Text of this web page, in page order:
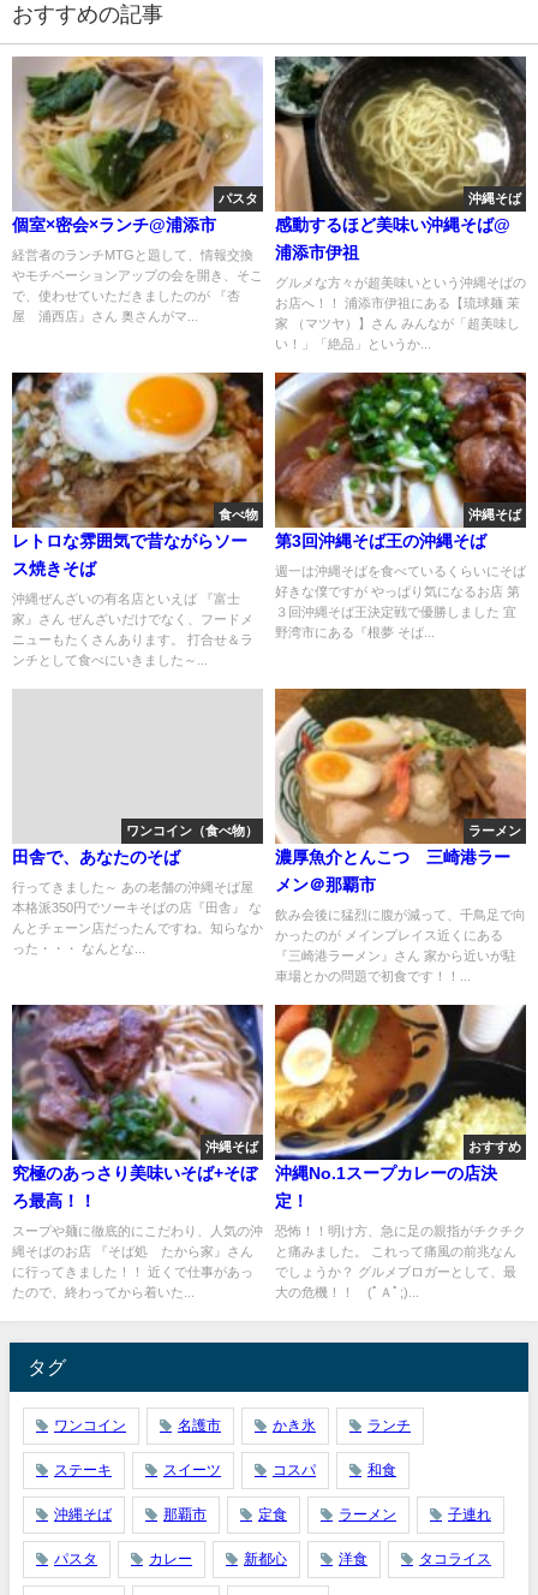
おすすめの記事
パスタ
個室×密会×ランチ@浦添市
経営者のランチMTGと題して、情報交換
やモチベーションアップの会を開き、そこ
で、使わせていただきましたのが 『杏
屋 浦西店』さん 奥さんがマ...
沖縄そば
感動するほど美味い沖縄そば@
浦添市伊祖
グルメな方々が超美味いという沖縄そばの
お店へ！！ 浦添市伊祖にある【琉球麺 茉
家 （マツヤ）】さん みんなが「超美味し
い！」「絶品」というか...
食べ物
レトロな雰囲気で昔ながらソー
ス焼きそば
沖縄ぜんざいの有名店といえば 『富士
家』さん ぜんざいだけでなく、フードメ
ニューもたくさんあります。 打合せ＆ラ
ンチとして食べにいきました～...
沖縄そば
第3回沖縄そば王の沖縄そば
週一は沖縄そばを食べているくらいにそば
好きな僕ですが やっぱり気になるお店 第
３回沖縄そば王決定戦で優勝しました 宜
野湾市にある『根夢 そば...
ワンコイン（食べ物）
田舎で、あなたのそば
行ってきました～ あの老舗の沖縄そば屋
本格派350円でソーキそばの店『田舎』 な
んとチェーン店だったんですね。知らなか
った・・・ なんとな...
ラーメン
濃厚魚介とんこつ 三崎港ラー
メン＠那覇市
飲み会後に猛烈に腹が減って、千鳥足で向
かったのが メインプレイス近くにある
『三崎港ラーメン』さん 家から近いが駐
車場とかの問題で初食です！！...
沖縄そば
究極のあっさり美味いそば+そぼ
ろ最高！！
スープや麺に徹底的にこだわり、人気の沖
縄そばのお店 『そば処 たから家』さん
に行ってきました！！ 近くで仕事があっ
たので、終わってから着いた...
おすすめ
沖縄No.1スープカレーの店決
定！
恐怖！！明け方、急に足の親指がチクチク
と痛みました。 これって痛風の前兆なん
でしょうか？ グルメブロガーとして、最
大の危機！！ (ﾟＡﾟ;)...
タグ
ワンコイン 名護市 かき氷 ランチ
ステーキ スイーツ コスパ 和食
沖縄そば 那覇市 定食 ラーメン 子連れ
パスタ カレー 新都心 洋食 タコライス